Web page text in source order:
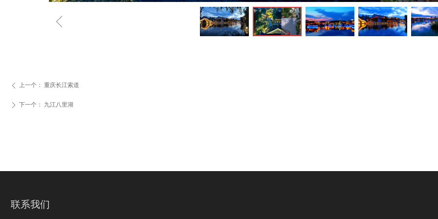
ꁆ
ꄴ 上一个： 重庆长江索道
ꄲ 下一个： 九江八里湖
联系我们